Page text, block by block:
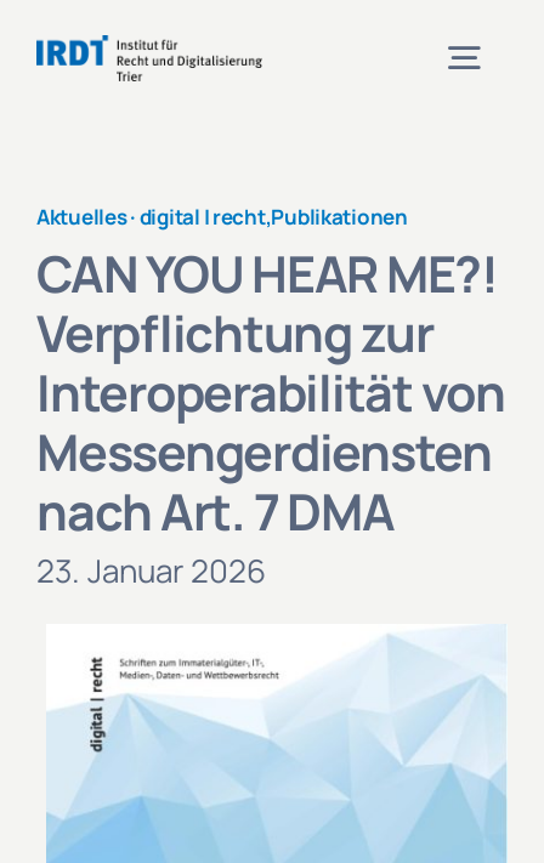
Inhalt
Veranstaltungen
Projekte
Aktuelles
Kontakt und Anfahrt
Aktuelles ·digital | recht,Publikationen
CAN YOU HEAR ME?!
Verpflichtung zur
Interoperabilität von
Messengerdiensten
nach Art. 7 DMA
23. Januar 2026